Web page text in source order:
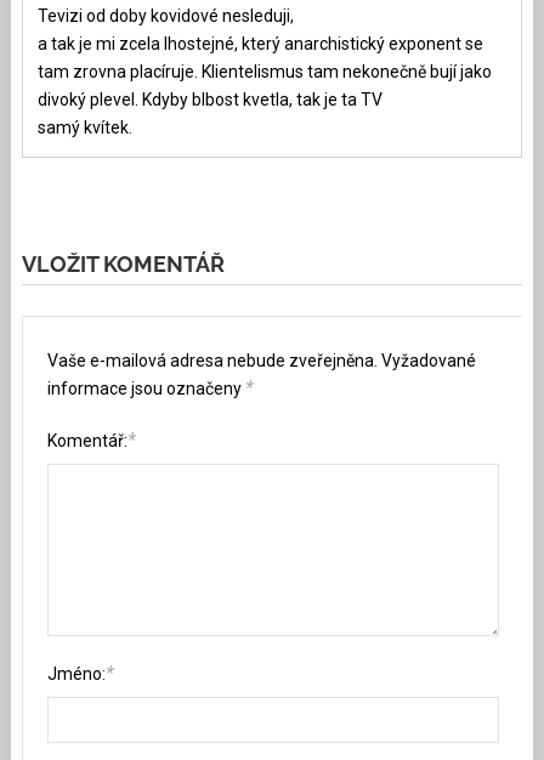
Tevizi od doby kovidové nesleduji,
a tak je mi zcela lhostejné, který anarchistický exponent se
tam zrovna placíruje. Klientelismus tam nekonečně bují jako
divoký plevel. Kdyby blbost kvetla, tak je ta TV
samý kvítek.
VLOŽIT KOMENTÁŘ
Vaše e-mailová adresa nebude zveřejněna. Vyžadované
informace jsou označeny *
Komentář:*
Jméno:*